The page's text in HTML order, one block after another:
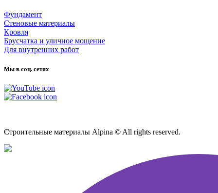
Фундамент
Стеновые материалы
Кровля
Брусчатка и уличное мощение
Для внутренних работ
Мы в соц. сетях
Строительные материалы Alpina © All rights reserved.